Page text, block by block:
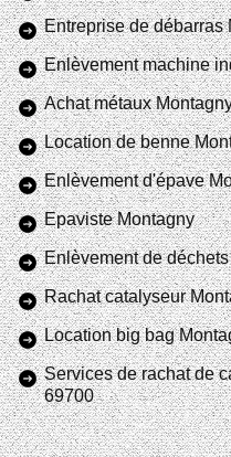
Entreprise de débarras
Enlèvement machine
Achat métaux
Location de benne
Enlèvement d'épave
Epaviste Montagny
Enlèvement de
Rachat catalyseur
Location big bag
Services de rachat de
69700